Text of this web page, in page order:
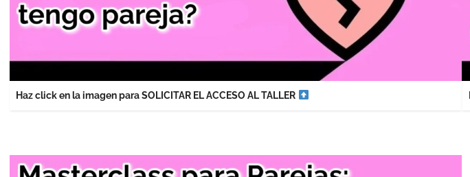
Haz click en la imagen para SOLICITAR EL ACCESO AL TALLER